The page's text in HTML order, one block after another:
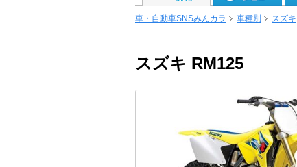
車・自動車SNSみんカラ 車種別 スズキ
スズキ RM125